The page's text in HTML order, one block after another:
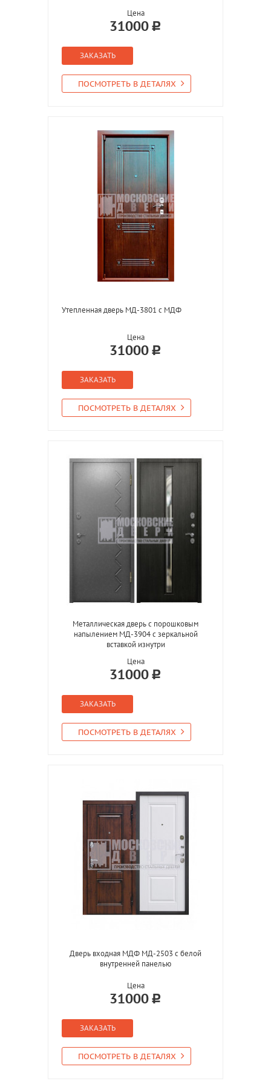
Цена
31000
ЗАКАЗАТЬ
ПОСМОТРЕТЬ В ДЕТАЛЯХ
Утепленная дверь МД-3801 с МДФ
Цена
31000
ЗАКАЗАТЬ
ПОСМОТРЕТЬ В ДЕТАЛЯХ
Металлическая дверь с порошковым
напылением МД-3904 с зеркальной
вставкой изнутри
Цена
31000
ЗАКАЗАТЬ
ПОСМОТРЕТЬ В ДЕТАЛЯХ
Дверь входная МДФ МД-2503 с белой
внутренней панелью
Цена
31000
ЗАКАЗАТЬ
ПОСМОТРЕТЬ В ДЕТАЛЯХ